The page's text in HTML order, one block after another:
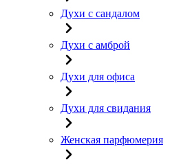
Духи с сандалом
Духи с амброй
Духи для офиса
Духи для свидания
Женская парфюмерия